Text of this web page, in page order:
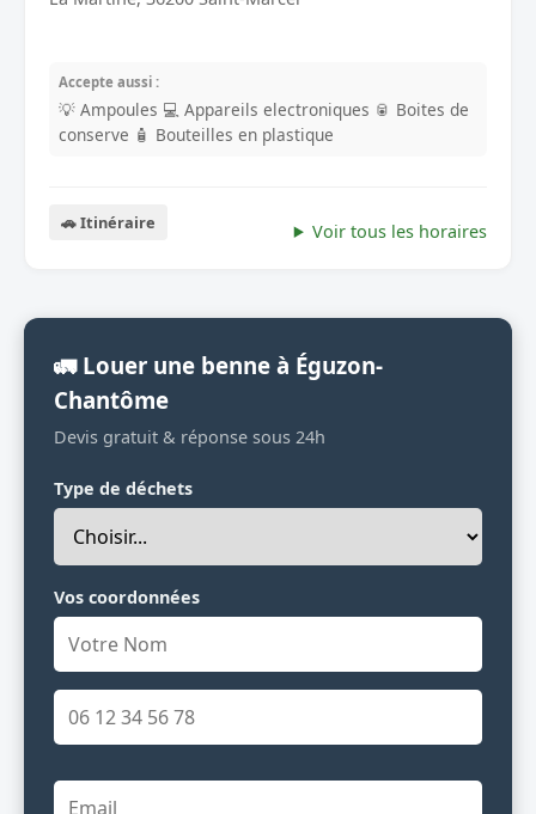
Accepte aussi :
💡 Ampoules 💻 Appareils electroniques 🥫 Boites de
conserve 🧴 Bouteilles en plastique
🚗 Itinéraire Voir tous les horaires
🚛 Louer une benne à Éguzon-
Chantôme
Devis gratuit & réponse sous 24h
Type de déchets
Vos coordonnées